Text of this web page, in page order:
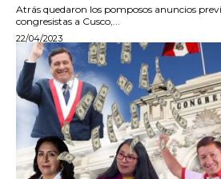
Atrás quedaron los pomposos anuncios
congresistas a Cusco,...
22/04/2023